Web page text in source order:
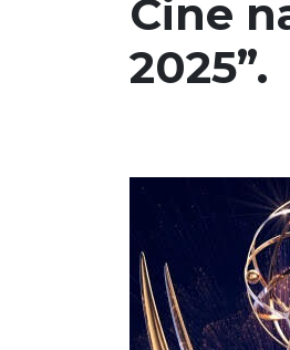
Cine
2025”.